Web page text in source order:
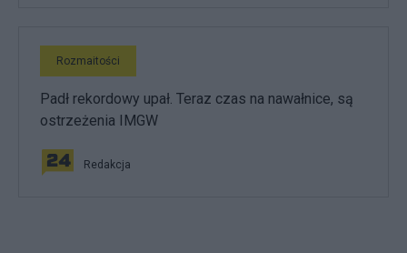
Rozmaitości
Padł rekordowy upał. Teraz czas na nawałnice, są
ostrzeżenia IMGW
Redakcja